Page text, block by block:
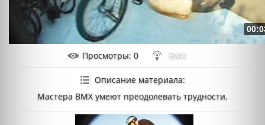
Просмотры: 0 BMX
Описание материала:
Мастера BMX умеют преодолевать трудности.